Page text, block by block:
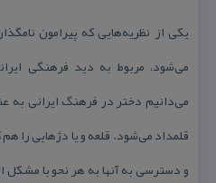
یكی از نظریه‌هایی كه پیرامون
می‌شود، مربوط به دید فرهنگی
می‌دانیم دختر در فرهنگ ایرانی به
قلمداد می‌شود. قلعه و یا دژهایی را هم
و دسترسی به آنها به هر نحو با مشكل